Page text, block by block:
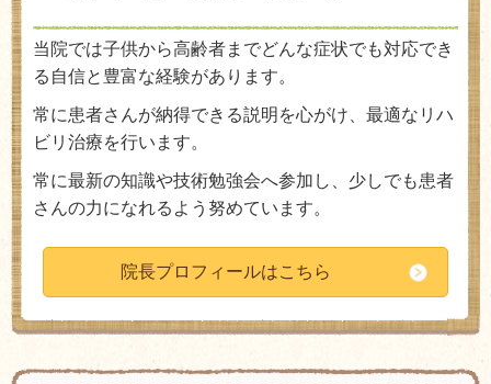
当院では子供から高齢者までどんな症状でも対応でき
る自信と豊富な経験があります。
常に患者さんが納得できる説明を心がけ、最適なリハ
ビリ治療を行います。
常に最新の知識や技術勉強会へ参加し、少しでも患者
さんの力になれるよう努めています。
院長プロフィールはこちら